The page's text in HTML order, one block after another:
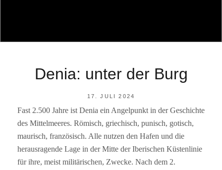
Denia: unter der Burg
POSTED
17. JULI 2024
BY
R
A
N
E
R
Fast 2.500 Jahre ist Denia ein Angelpunkt in der Geschichte
des Mittelmeeres. Römisch, griechisch, punisch, gotisch,
maurisch, französisch. Alle nutzen den Hafen und die
herausragende Lage in der Mitte der Iberischen Küstenlinie
für ihre, meist militärischen, Zwecke. Nach dem 2.